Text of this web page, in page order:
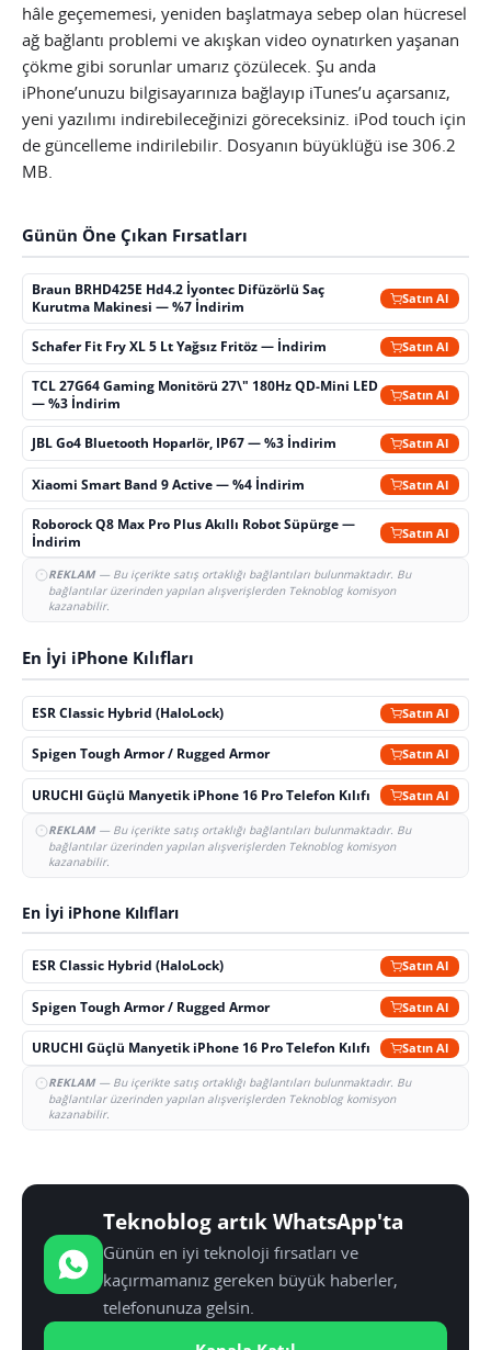
hâle geçememesi, yeniden başlatmaya sebep olan hücresel
ağ bağlantı problemi ve akışkan video oynatırken yaşanan
çökme gibi sorunlar umarız çözülecek. Şu anda
iPhone’unuzu bilgisayarınıza bağlayıp iTunes’u açarsanız,
yeni yazılımı indirebileceğinizi göreceksiniz. iPod touch için
de güncelleme indirilebilir. Dosyanın büyüklüğü ise 306.2
MB.
Günün Öne Çıkan Fırsatları
Braun BRHD425E Hd4.2 İyontec Difüzörlü Saç
Kurutma Makinesi — %7 İndirim
Satın Al
Schafer Fit Fry XL 5 Lt Yağsız Fritöz — İndirim Satın Al
TCL 27G64 Gaming Monitörü 27\" 180Hz QD-Mini LED
— %3 İndirim
Satın Al
JBL Go4 Bluetooth Hoparlör, IP67 — %3 İndirim Satın Al
Xiaomi Smart Band 9 Active — %4 İndirim Satın Al
Roborock Q8 Max Pro Plus Akıllı Robot Süpürge —
İndirim
Satın Al
REKLAM— Bu içerikte satış ortaklığı bağlantıları bulunmaktadır. Bu
bağlantılar üzerinden yapılan alışverişlerden Teknoblog komisyon
kazanabilir.
En İyi iPhone Kılıfları
ESR Classic Hybrid (HaloLock) Satın Al
Spigen Tough Armor / Rugged Armor Satın Al
URUCHI Güçlü Manyetik iPhone 16 Pro Telefon Kılıfı Satın Al
REKLAM— Bu içerikte satış ortaklığı bağlantıları bulunmaktadır. Bu
bağlantılar üzerinden yapılan alışverişlerden Teknoblog komisyon
kazanabilir.
En İyi iPhone Kılıfları
ESR Classic Hybrid (HaloLock) Satın Al
Spigen Tough Armor / Rugged Armor Satın Al
URUCHI Güçlü Manyetik iPhone 16 Pro Telefon Kılıfı Satın Al
REKLAM— Bu içerikte satış ortaklığı bağlantıları bulunmaktadır. Bu
bağlantılar üzerinden yapılan alışverişlerden Teknoblog komisyon
kazanabilir.
Teknoblog artık WhatsApp'ta
Günün en iyi teknoloji fırsatları ve
kaçırmamanız gereken büyük haberler,
telefonunuza gelsin.